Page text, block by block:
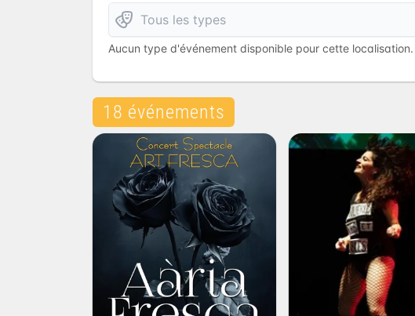
Aucun type d'événement disponible pour cette localisation.
18 événements